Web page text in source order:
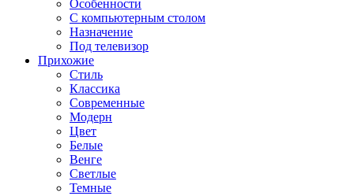
Особенности
С компьютерным столом
Назначение
Под телевизор
Прихожие
Стиль
Классика
Современные
Модерн
Цвет
Белые
Венге
Светлые
Темные